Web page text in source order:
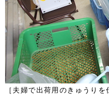
［夫婦で出荷用のきゅうり